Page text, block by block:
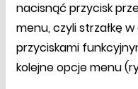
nacisnąć przycisk
menu, czyli strzałkę
przyciskami
kolejne opcje menu